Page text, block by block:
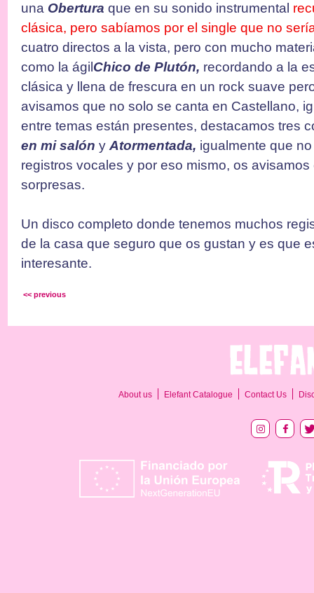
una Obertura que en su sonido instrumental
clásica, pero sabíamos por el single que no
cuatro directos a la vista, pero con mucho
como la ágil Chico de Plutón, recordando a la
clásica y llena de frescura en un rock suave
avisamos que no solo se canta en Castellano,
entre temas están presentes, destacamos tres
en mi salón y Atormentada, igualmente que
registros vocales y por eso mismo, os
sorpresas.
Un disco completo donde tenemos muchos
de la casa que seguro que os gustan y es que
interesante.
<< previous
About us Elefant Catalogue Contact Us